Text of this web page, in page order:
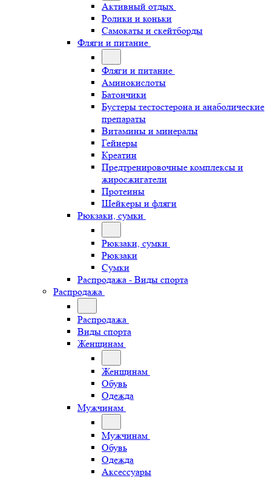
Активный отдых
Ролики и коньки
Самокаты и скейтборды
Фляги и питание
Фляги и питание
Аминокислоты
Батончики
Бустеры тестостерона и анаболические
препараты
Витамины и минералы
Гейнеры
Креатин
Предтренировочные комплексы и
жиросжигатели
Протеины
Шейкеры и фляги
Рюкзаки, сумки
Рюкзаки, сумки
Рюкзаки
Сумки
Распродажа - Виды спорта
Распродажа
Распродажа
Виды спорта
Женщинам
Женщинам
Обувь
Одежда
Мужчинам
Мужчинам
Обувь
Одежда
Аксессуары